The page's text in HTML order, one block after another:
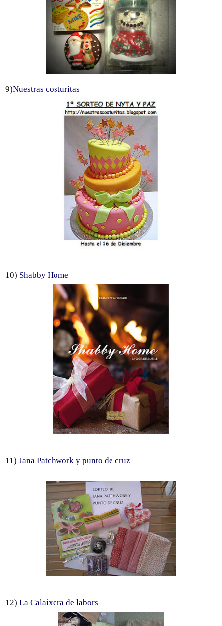
9)Nuestras costuritas
10) Shabby Home
11) Jana Patchwork y punto de cruz
12) La Calaixera de labors